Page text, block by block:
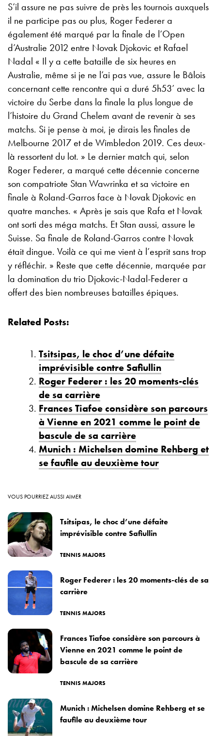
S’il assure ne pas suivre de près les tournois auxquels
il ne participe pas ou plus, Roger Federer a
également été marqué par la finale de l’Open
d’Australie 2012 entre Novak Djokovic et Rafael
Nadal « Il y a cette bataille de six heures en
Australie, même si je ne l’ai pas vue, assure le Bâlois
concernant cette rencontre qui a duré 5h53’ avec la
victoire du Serbe dans la finale la plus longue de
l’histoire du Grand Chelem avant de revenir à ses
matchs. Si je pense à moi, je dirais les finales de
Melbourne 2017 et de Wimbledon 2019. Ces deux-
là ressortent du lot. » Le dernier match qui, selon
Roger Federer, a marqué cette décennie concerne
son compatriote Stan Wawrinka et sa victoire en
finale à Roland-Garros face à Novak Djokovic en
quatre manches. « Après je sais que Rafa et Novak
ont sorti des méga matchs. Et Stan aussi, assure le
Suisse. Sa finale de Roland-Garros contre Novak
était dingue. Voilà ce qui me vient à l’esprit sans trop
y réfléchir. » Reste que cette décennie, marquée par
la domination du trio Djokovic-Nadal-Federer a
offert des bien nombreuses batailles épiques.
Related Posts:
Tsitsipas, le choc d’une défaite
imprévisible contre Safiullin
Roger Federer : les 20 moments-clés
de sa carrière
Frances Tiafoe considère son parcours
à Vienne en 2021 comme le point de
bascule de sa carrière
Munich : Michelsen domine Rehberg et
se faufile au deuxième tour
VOUS POURRIEZ AUSSI AIMER
Tsitsipas, le choc d’une défaite
imprévisible contre Safiullin
TENNIS MAJORS
Roger Federer : les 20 moments-clés de sa
carrière
TENNIS MAJORS
Frances Tiafoe considère son parcours à
Vienne en 2021 comme le point de
bascule de sa carrière
TENNIS MAJORS
Munich : Michelsen domine Rehberg et se
faufile au deuxième tour